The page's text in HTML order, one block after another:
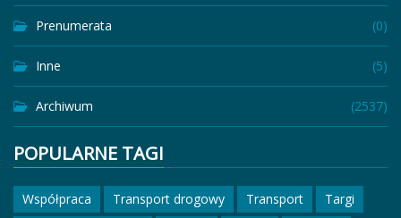
Prenumerata (0)
Inne (5)
Archiwum (2537)
POPULARNE TAGI
Współpraca Transport drogowy Transport
Targi